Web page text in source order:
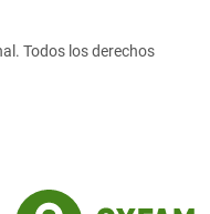
Todos los derechos